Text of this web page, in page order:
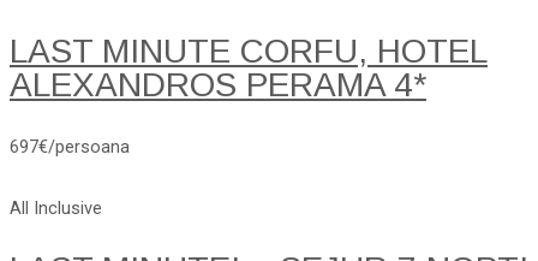
LAST MINUTE CORFU, HOTEL
ALEXANDROS PERAMA 4*
697€/persoana
All Inclusive